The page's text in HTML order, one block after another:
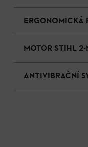
ERGONOMICKÁ
MOTOR STIHL 2-
ANTIVIBRAČNÍ